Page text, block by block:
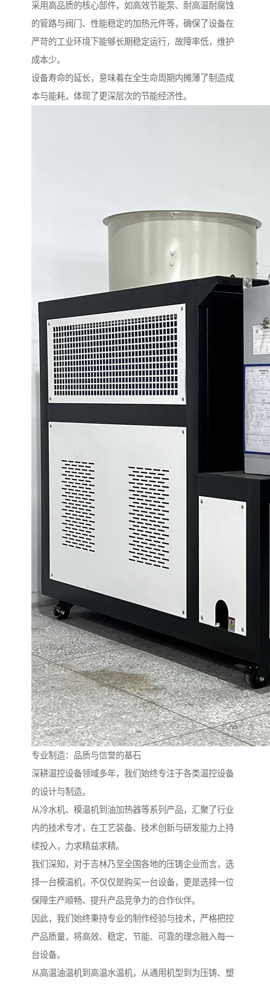
采用高品质的核心部件，如高效节能泵、耐高温耐腐蚀
的管路与阀门、性能稳定的加热元件等，确保了设备在
严苛的工业环境下能够长期稳定运行，故障率低，维护
成本少。
设备寿命的延长，意味着在全生命周期内摊薄了制造成
本与能耗，体现了更深层次的节能经济性。
专业制造：品质与信誉的基石
深耕温控设备领域多年，我们始终专注于各类温控设备
的设计与制造。
从冷水机、模温机到油加热器等系列产品，汇聚了行业
内的技术专才，在工艺装备、技术创新与研发能力上持
续投入，力求精益求精。
我们深知，对于吉林乃至全国各地的压铸企业而言，选
择一台模温机，不仅仅是购买一台设备，更是选择一位
保障生产顺畅、提升产品竞争力的合作伙伴。
因此，我们始终秉持专业的制作经验与技术，严格把控
产品质量，将高效、稳定、节能、可靠的理念融入每一
台设备。
从高温油温机到高温水温机，从通用机型到为压铸、塑